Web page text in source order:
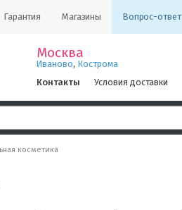
Гарантия Магазины Вопрос-ответ
Москва
Иваново, Кострома
Контакты
Условия доставки
косметика